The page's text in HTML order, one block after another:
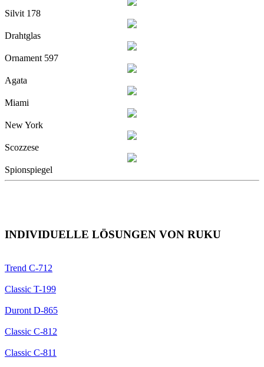
Silvit 178
Drahtglas
Ornament 597
Agata
Miami
New York
Scozzese
Spionspiegel
INDIVIDUELLE LÖSUNGEN VON RUKU
Trend C-712
Classic T-199
Duront D-865
Classic C-812
Classic C-811